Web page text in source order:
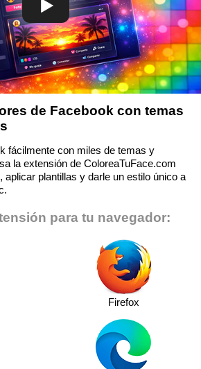
de Facebook con temas
fácilmente con miles de temas y
la extensión de ColoreaTuFace.com
aplicar plantillas y darle un estilo único a
para tu navegador:
Firefox